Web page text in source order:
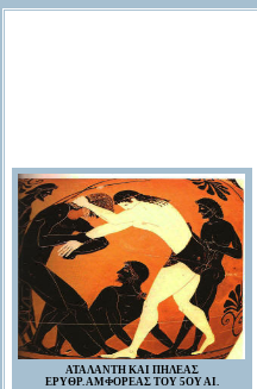
ΑΤΑΛΑΝΤΗ ΚΑΙ ΠΗΛΕΑΣ
ΕΡΥΘΡ. ΑΜΦΟΡΕΑΣ ΤΟΥ 5ΟΥ ΑΙ.